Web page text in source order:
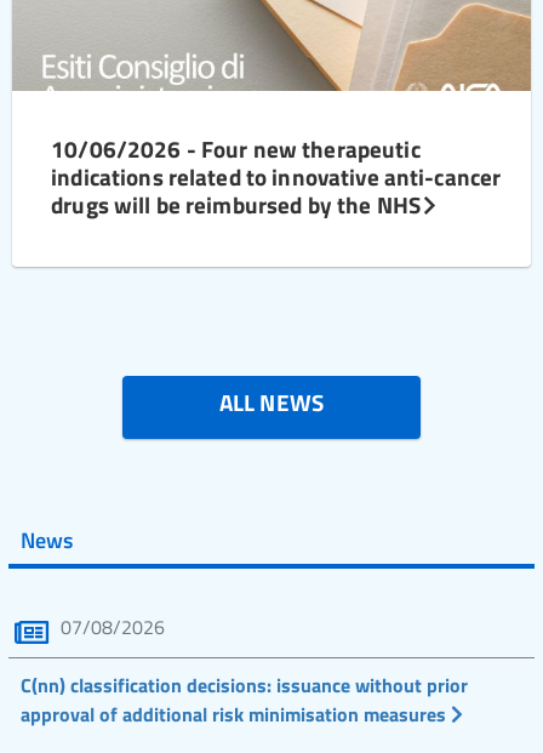
10/06/2026 - Four new therapeutic
indications related to innovative anti-cancer
drugs will be reimbursed by the NHS
ALL NEWS
News
07/08/2026
C(nn) classification decisions: issuance without prior
approval of additional risk minimisation measures